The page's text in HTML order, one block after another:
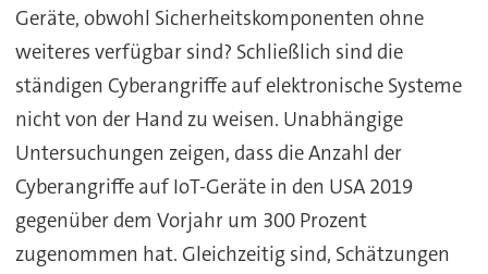
Geräte, obwohl Sicherheitskomponenten ohne
weiteres verfügbar sind? Schließlich sind die
ständigen Cyberangriffe auf elektronische Systeme
nicht von der Hand zu weisen. Unabhängige
Untersuchungen zeigen, dass die Anzahl der
Cyberangriffe auf IoT-Geräte in den USA 2019
gegenüber dem Vorjahr um 300 Prozent
zugenommen hat. Gleichzeitig sind, Schätzungen